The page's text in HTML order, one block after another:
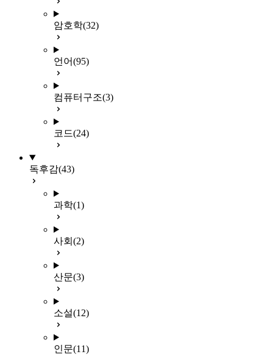
암호학(32)
언어(95)
컴퓨터구조(3)
코드(24)
독후감(43)
과학(1)
사회 (2)
산문(3)
소설(12)
인문(11)